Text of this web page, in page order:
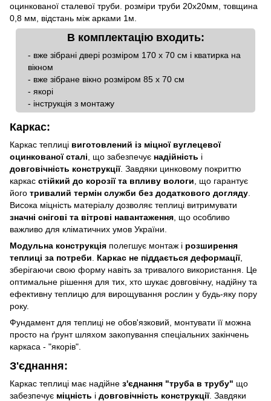
оцинкованої сталевої труби. розміри труби 20х20мм, товщина
0,8 мм, відстань між арками 1м.
В комплектацію входить:
- вже зібрані двері розміром 170 х 70 см і кватирка на
вікном
- вже зібране вікно розміром 85 х 70 см
- якорі
- інструкція з монтажу
Каркас:
Каркас теплиці виготовлений із міцної вуглецевої
оцинкованої сталі, що забезпечує надійність і
довговічність конструкції. Завдяки цинковому покриттю
каркас стійкий до корозії та впливу вологи, що гарантує
його тривалий термін служби без додаткового догляду.
Висока міцність матеріалу дозволяє теплиці витримувати
значні снігові та вітрові навантаження, що особливо
важливо для кліматичних умов України.
Модульна конструкція полегшує монтаж і розширення
теплиці за потреби. Каркас не піддається деформації,
зберігаючи свою форму навіть за тривалого використання. Це
оптимальне рішення для тих, хто шукає довговічну, надійну та
ефективну теплицю для вирощування рослин у будь-яку пору
року.
Фундамент для теплиці не обов'язковий, монтувати її можна
просто на ґрунт шляхом закопування спеціальних закінчень
каркаса - "якорів".
З'єднання:​
​Каркас теплиці має надійне з'єднання "труба в трубу" що
забезпечує міцність і довговічність конструкції. Завдяки